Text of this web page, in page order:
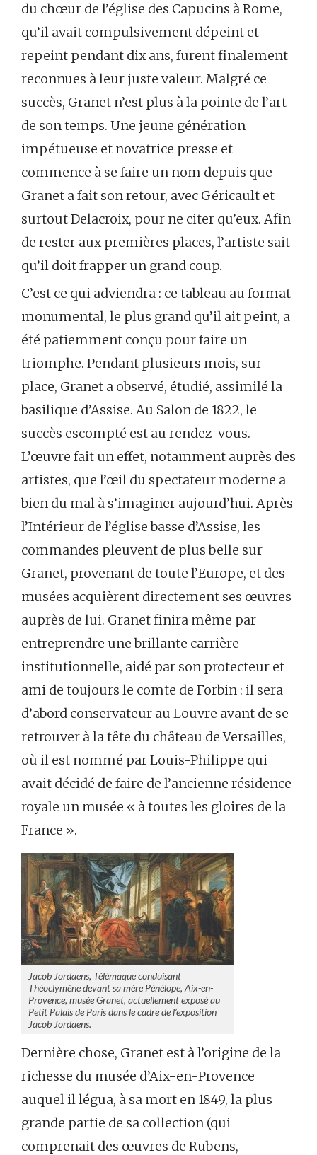
du chœur de l’église des Capucins à Rome,
qu’il avait compulsivement dépeint et
repeint pendant dix ans, furent finalement
reconnues à leur juste valeur. Malgré ce
succès, Granet n’est plus à la pointe de l’art
de son temps. Une jeune génération
impétueuse et novatrice presse et
commence à se faire un nom depuis que
Granet a fait son retour, avec Géricault et
surtout Delacroix, pour ne citer qu’eux. Afin
de rester aux premières places, l’artiste sait
qu’il doit frapper un grand coup.
C’est ce qui adviendra : ce tableau au format
monumental, le plus grand qu’il ait peint, a
été patiemment conçu pour faire un
triomphe. Pendant plusieurs mois, sur
place, Granet a observé, étudié, assimilé la
basilique d’Assise. Au Salon de 1822, le
succès escompté est au rendez-vous.
L’œuvre fait un effet, notamment auprès des
artistes, que l’œil du spectateur moderne a
bien du mal à s’imaginer aujourd’hui. Après
l’Intérieur de l’église basse d’Assise, les
commandes pleuvent de plus belle sur
Granet, provenant de toute l’Europe, et des
musées acquièrent directement ses œuvres
auprès de lui. Granet finira même par
entreprendre une brillante carrière
institutionnelle, aidé par son protecteur et
ami de toujours le comte de Forbin : il sera
d’abord conservateur au Louvre avant de se
retrouver à la tête du château de Versailles,
où il est nommé par Louis-Philippe qui
avait décidé de faire de l’ancienne résidence
royale un musée « à toutes les gloires de la
France ».
Jacob Jordaens, Télémaque conduisant
Théoclymène devant sa mère Pénélope, Aix-en-
Provence, musée Granet, actuellement exposé au
Petit Palais de Paris dans le cadre de l’exposition
Jacob Jordaens.
Dernière chose, Granet est à l’origine de la
richesse du musée d’Aix-en-Provence
auquel il légua, à sa mort en 1849, la plus
grande partie de sa collection (qui
comprenait des œuvres de Rubens,